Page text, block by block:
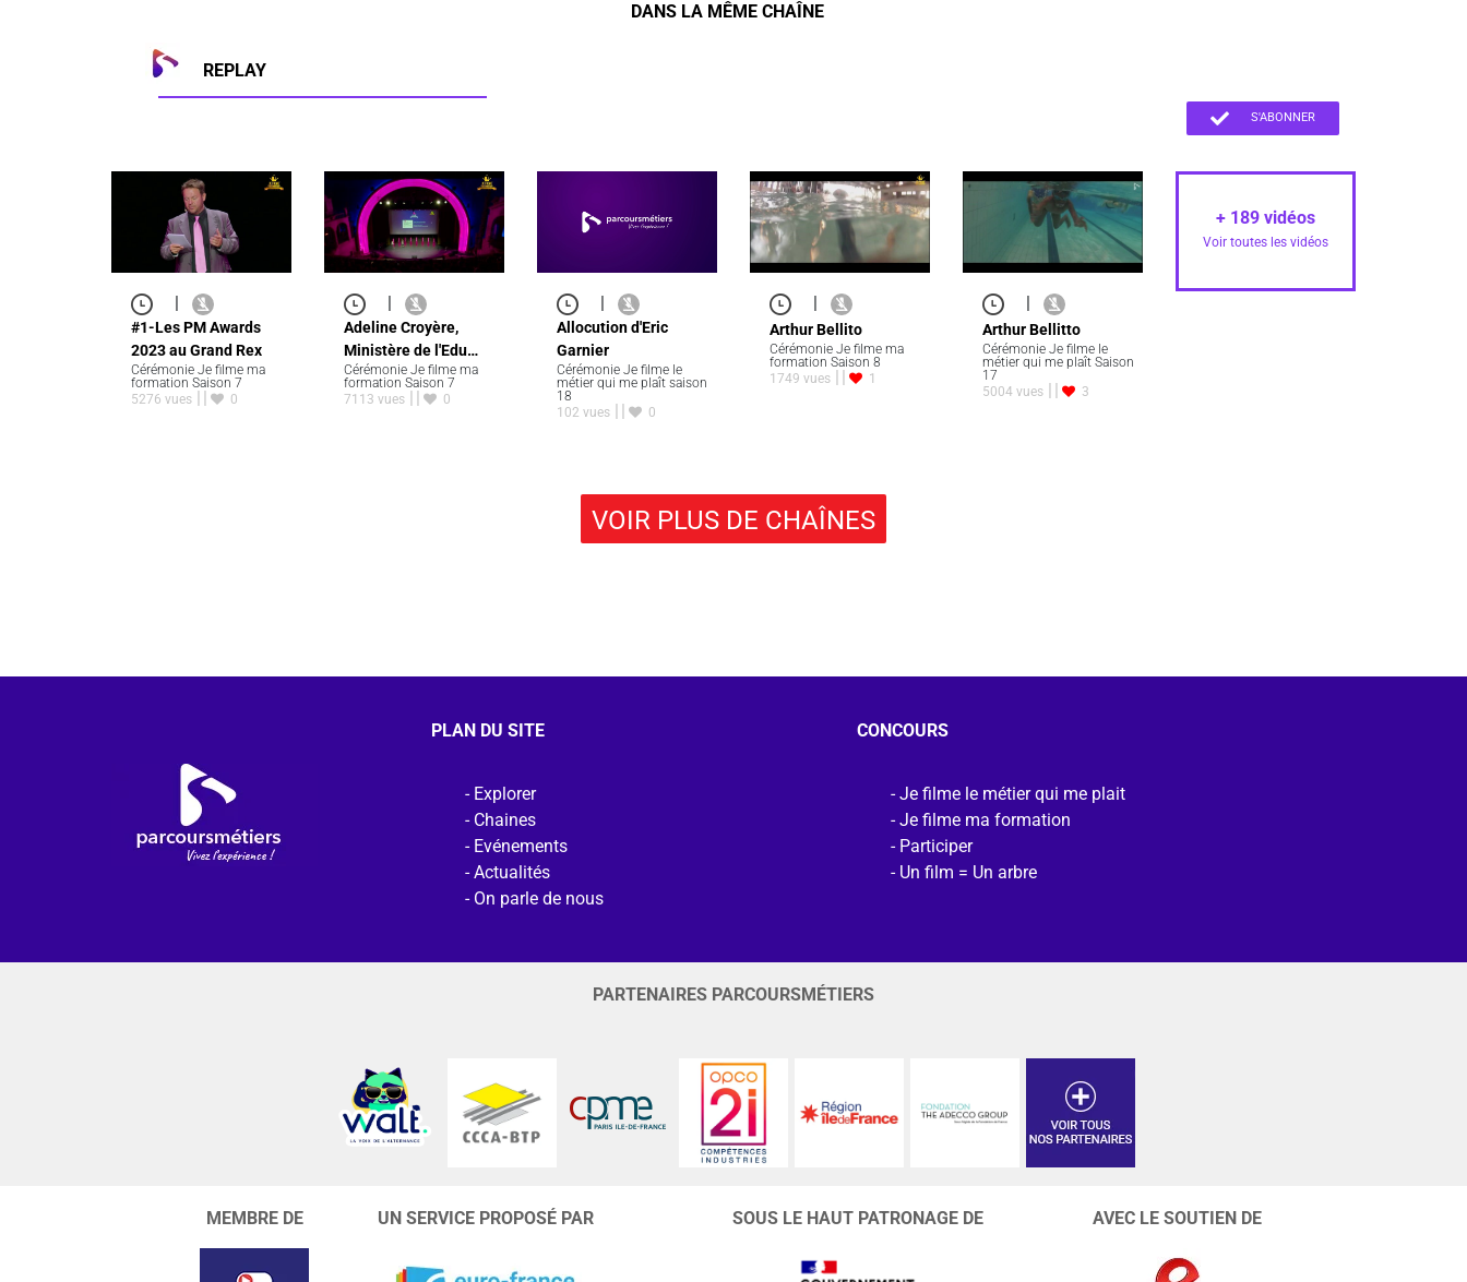
DANS LA MÊME CHAÎNE
REPLAY
S'ABONNER
#1-Les PM Awards
2023 au Grand Rex
Cérémonie Je filme ma
formation Saison 7
5276 vues
0
Adeline Croyère,
Ministère de l'Edu…
Cérémonie Je filme ma
formation Saison 7
7113 vues
0
|
Allocution d'Eric
Garnier
Cérémonie Je filme le
métier qui me plaît saison
18
102 vues
0
Arthur Bellito
Cérémonie Je filme ma
formation Saison 8
1749 vues
1
Arthur Bellitto
Cérémonie Je filme le
métier qui me plaît Saison
17
5004 vues
3
+ 189 vidéos
Voir toutes les vidéos
VOIR PLUS DE CHAÎNES
PLAN DU SITE
Explorer
Chaines
Evénements
Actualités
On parle de nous
CONCOURS
Je filme le métier qui me plait
Je filme ma formation
Participer
Un film = Un arbre
PARTENAIRES PARCOURSMÉTIERS
MEMBRE DE UN SERVICE PROPOSÉ PAR SOUS LE HAUT PATRONAGE DE AVEC LE SOUTIEN DE